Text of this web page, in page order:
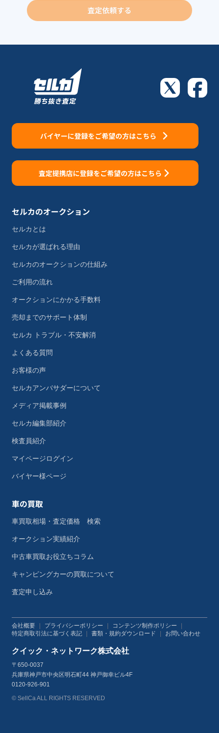
査定依頼する
バイヤーに登録をご希望の方はこちら
査定提携店に登録をご希望の方はこちら
セルカのオークション
セルカとは
セルカが選ばれる理由
セルカのオークションの仕組み
ご利用の流れ
オークションにかかる手数料
売却までのサポート体制
セルカ トラブル・不安解消
よくある質問
お客様の声
セルカアンバサダーについて
メディア掲載事例
セルカ編集部紹介
検査員紹介
マイページログイン
バイヤー様ページ
車の買取
車買取相場・査定価格 検索
オークション実績紹介
中古車買取お役立ちコラム
キャンピングカーの買取について
査定申し込み
会社概要 プライバシーポリシー コンテンツ制作ポリシー
特定商取引法に基づく表記
書類・規約ダウンロード お問い合わせ
クイック・ネットワーク株式会社
〒650-0037
兵庫県神戸市中央区明石町44 神戸御幸ビル4F
0120-926-901
© SellCa ALL RIGHTS RESERVED